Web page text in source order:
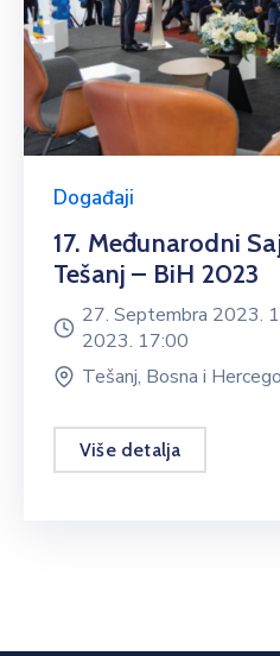
Događaji
17. Međunarodni
Tešanj – BiH 2023
27. Septembra 2023.
2023. 17:00
Tešanj, Bosna i
Više detalja